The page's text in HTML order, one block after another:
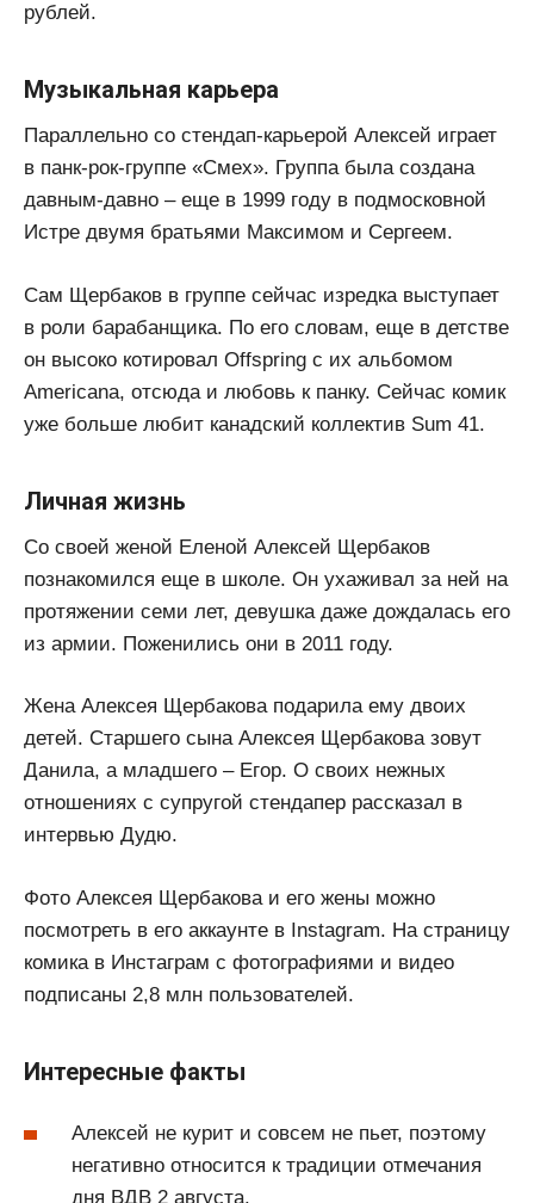
рублей.
Музыкальная карьера
Параллельно со стендап-карьерой Алексей играет
в панк-рок-группе «Смех». Группа была создана
давным-давно – еще в 1999 году в подмосковной
Истре двумя братьями Максимом и Сергеем.
Сам Щербаков в группе сейчас изредка выступает
в роли барабанщика. По его словам, еще в детстве
он высоко котировал Offspring с их альбомом
Americana, отсюда и любовь к панку. Сейчас комик
уже больше любит канадский коллектив Sum 41.
Личная жизнь
Со своей женой Еленой Алексей Щербаков
познакомился еще в школе. Он ухаживал за ней на
протяжении семи лет, девушка даже дождалась его
из армии. Поженились они в 2011 году.
Жена Алексея Щербакова подарила ему двоих
детей. Старшего сына Алексея Щербакова зовут
Данила, а младшего – Егор. О своих нежных
отношениях с супругой стендапер рассказал в
интервью Дудю.
Фото Алексея Щербакова и его жены можно
посмотреть в его аккаунте в Instagram. На страницу
комика в Инстаграм с фотографиями и видео
подписаны 2,8 млн пользователей.
Интересные факты
Алексей не курит и совсем не пьет, поэтому
негативно относится к традиции отмечания
дня ВДВ 2 августа.